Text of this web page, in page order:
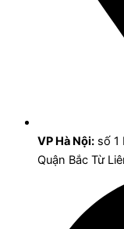
VP Hà Nội: số 1
Quận Bắc Từ